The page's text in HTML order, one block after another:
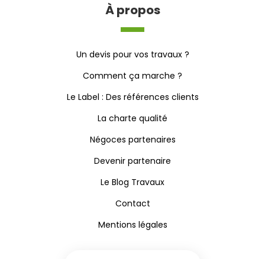
À propos
Un devis pour vos travaux ?
Comment ça marche ?
Le Label : Des références clients
La charte qualité
Négoces partenaires
Devenir partenaire
Le Blog Travaux
Contact
Mentions légales